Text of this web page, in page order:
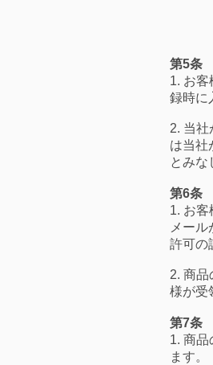
第5条
1. お
録時に
2. 当
は当社
とみな
第6条
1. お
メー
許可の
2. 商
様が受
第7条
1. 商
ます。